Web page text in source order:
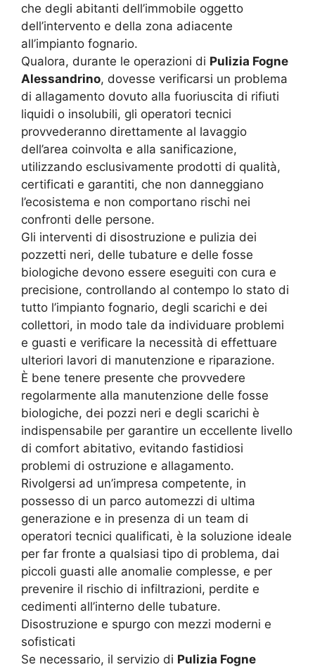
che degli abitanti dell’immobile oggetto
dell’intervento e della zona adiacente
all’impianto fognario.
Qualora, durante le operazioni di Pulizia Fogne
Alessandrino, dovesse verificarsi un problema
di allagamento dovuto alla fuoriuscita di rifiuti
liquidi o insolubili, gli operatori tecnici
provvederanno direttamente al lavaggio
dell’area coinvolta e alla sanificazione,
utilizzando esclusivamente prodotti di qualità,
certificati e garantiti, che non danneggiano
l’ecosistema e non comportano rischi nei
confronti delle persone.
Gli interventi di disostruzione e pulizia dei
pozzetti neri, delle tubature e delle fosse
biologiche devono essere eseguiti con cura e
precisione, controllando al contempo lo stato di
tutto l’impianto fognario, degli scarichi e dei
collettori, in modo tale da individuare problemi
e guasti e verificare la necessità di effettuare
ulteriori lavori di manutenzione e riparazione.
È bene tenere presente che provvedere
regolarmente alla manutenzione delle fosse
biologiche, dei pozzi neri e degli scarichi è
indispensabile per garantire un eccellente livello
di comfort abitativo, evitando fastidiosi
problemi di ostruzione e allagamento.
Rivolgersi ad un’impresa competente, in
possesso di un parco automezzi di ultima
generazione e in presenza di un team di
operatori tecnici qualificati, è la soluzione ideale
per far fronte a qualsiasi tipo di problema, dai
piccoli guasti alle anomalie complesse, e per
prevenire il rischio di infiltrazioni, perdite e
cedimenti all’interno delle tubature.
Disostruzione e spurgo con mezzi moderni e
sofisticati
Se necessario, il servizio di Pulizia Fogne